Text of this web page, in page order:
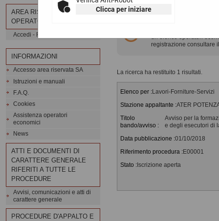
Clicca per iniziareBANDI E AVVISI
un elenco operatori
registrazione consultare
La ricerca ha restituito 1 risultati.
Elenco per :Lavori-Forniture-Servizi
Stazione appaltante :ATER
Titolo
bando/avviso :
Avviso per la
e degli esecutori di
Data pubblicazione :01/10/2018
Riferimento procedura :E00001
Stato :Iscrizione aperta
AREA RISERVATA
OPERATORE ECONOMICO
Accedi - Registrati
INFORMAZIONI
Accesso area riservata SA
Istruzioni e manuali
F.A.Q.
Cookies
Assistenza operatori
economici
News
ATTI E DOCUMENTI DI
CARATTERE GENERALE
RIFERITI A TUTTE LE
PROCEDURE
Avvisi, comunicazioni e atti di
carattere generale
PROCEDURE D'APPALTO E